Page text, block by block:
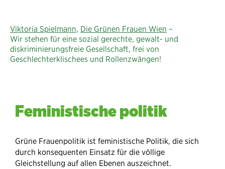
Viktoria Spielmann, Die Grünen Frauen Wien –
Wir stehen für eine sozial gerechte, gewalt- und
diskriminierungsfreie Gesellschaft, frei von
Geschlechterklischees und Rollenzwängen!
Feministische politik
Grüne Frauenpolitik ist feministische Politik, die sich
durch konsequenten Einsatz für die völlige
Gleichstellung auf allen Ebenen auszeichnet.